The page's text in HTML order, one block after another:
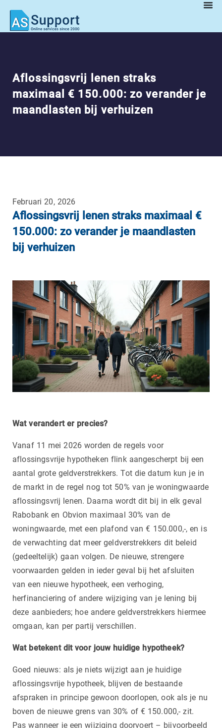
Aflossingsvrij lenen straks
maximaal € 150.000: zo verander je
maandlasten bij verhuizen
Februari 20, 2026
Aflossingsvrij lenen straks maximaal €
150.000: zo verander je maandlasten
bij verhuizen
Wat verandert er precies?
Vanaf 11 mei 2026 worden de regels voor
aflossingsvrije hypotheken flink aangescherpt bij een
aantal grote geldverstrekkers. Tot die datum kun je in
de markt in de regel nog tot 50% van je woningwaarde
aflossingsvrij lenen. Daarna wordt dit bij in elk geval
Rabobank en Obvion maximaal 30% van de
woningwaarde, met een plafond van € 150.000,-, en is
de verwachting dat meer geldverstrekkers dit beleid
(gedeeltelijk) gaan volgen. De nieuwe, strengere
voorwaarden gelden in ieder geval bij het afsluiten
van een nieuwe hypotheek, een verhoging,
herfinanciering of andere wijziging van je lening bij
deze aanbieders; hoe andere geldverstrekkers hiermee
omgaan, kan per partij verschillen.
Wat betekent dit voor jouw huidige hypotheek?
Goed nieuws: als je niets wijzigt aan je huidige
aflossingsvrije hypotheek, blijven de bestaande
afspraken in principe gewoon doorlopen, ook als je nu
boven de nieuwe grens van 30% of € 150.000,- zit.
Pas wanneer je een wijziging doorvoert – bijvoorbeeld